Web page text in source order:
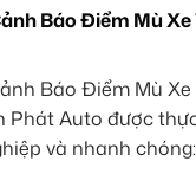
Báo Điểm Mù
Báo Điểm Mù
Phát Auto được
và nhanh chóng: